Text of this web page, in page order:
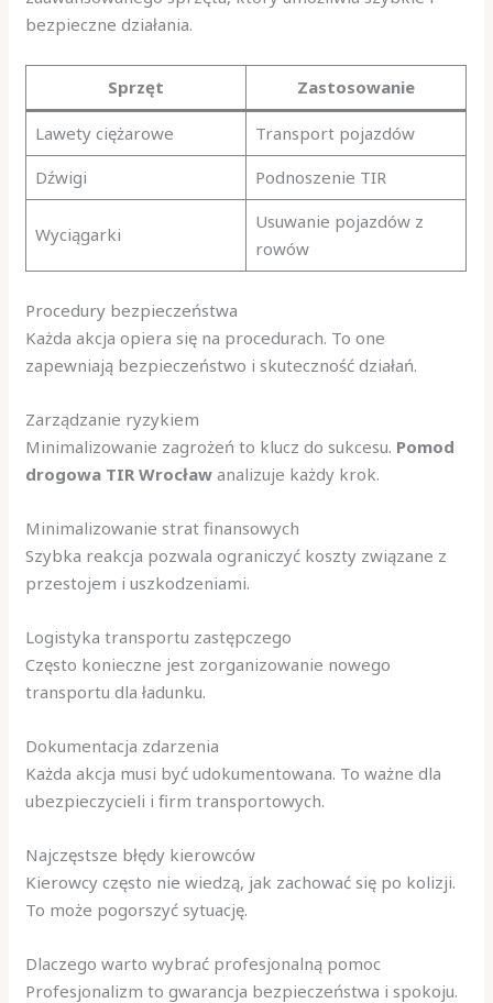
bezpieczne działania.
Sprzęt Zastosowanie
Lawety ciężarowe
Transport pojazdów
Dźwigi
Podnoszenie TIR
Wyciągarki
Usuwanie pojazdów z
rowów
Procedury bezpieczeństwa
Każda akcja opiera się na procedurach. To one
zapewniają bezpieczeństwo i skuteczność działań.
Zarządzanie ryzykiem
Minimalizowanie zagrożeń to klucz do sukcesu. Pomod
drogowa TIR Wrocław analizuje każdy krok.
Minimalizowanie strat finansowych
Szybka reakcja pozwala ograniczyć koszty związane z
przestojem i uszkodzeniami.
Logistyka transportu zastępczego
Często konieczne jest zorganizowanie nowego
transportu dla ładunku.
Dokumentacja zdarzenia
Każda akcja musi być udokumentowana. To ważne dla
ubezpieczycieli i firm transportowych.
Najczęstsze błędy kierowców
Kierowcy często nie wiedzą, jak zachować się po kolizji.
To może pogorszyć sytuację.
Dlaczego warto wybrać profesjonalną pomoc
Profesjonalizm to gwarancja bezpieczeństwa i spokoju.